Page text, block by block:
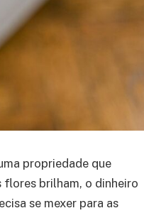
propriedade que
brilham, o dinheiro
se mexer para as